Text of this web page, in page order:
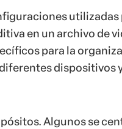
utilizadas
en un archivo de
para la
dispositivos
Algunos se